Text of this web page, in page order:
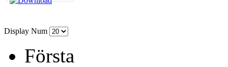
Display Num
Första